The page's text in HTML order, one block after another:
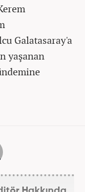
Galatasaray'a
yaşanan